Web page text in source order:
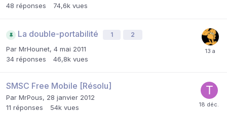
48 réponses 74,6k vues
La double-portabilité 1 2
Par MrHounet, 4 mai 2011
34 réponses 46,8k vues
SMSC Free Mobile [Résolu]
Par MrPous, 28 janvier 2012
11 réponses 54k vues